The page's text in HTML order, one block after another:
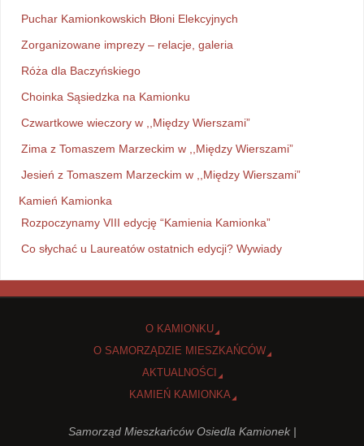
Puchar Kamionkowskich Błoni Elekcyjnych
Zorganizowane imprezy – relacje, galeria
Róża dla Baczyńskiego
Choinka Sąsiedzka na Kamionku
Czwartkowe wieczory w ,,Między Wierszami”
Zima z Tomaszem Marzeckim w ,,Między Wierszami”
Jesień z Tomaszem Marzeckim w ,,Między Wierszami”
Kamień Kamionka
Rozpoczynamy VIII edycję “Kamienia Kamionka”
Co słychać u Laureatów ostatnich edycji? Wywiady
O KAMIONKU
O SAMORZĄDZIE MIESZKAŃCÓW
AKTUALNOŚCI
KAMIEŃ KAMIONKA
Samorząd Mieszkańców Osiedla Kamionek |